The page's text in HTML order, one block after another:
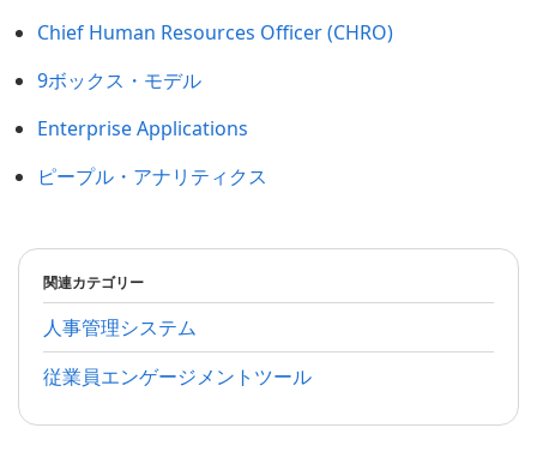
Chief Human Resources Officer (CHRO)
9ボックス・モデル
Enterprise Applications
ピープル・アナリティクス
関連カテゴリー
人事管理システム
従業員エンゲージメントツール